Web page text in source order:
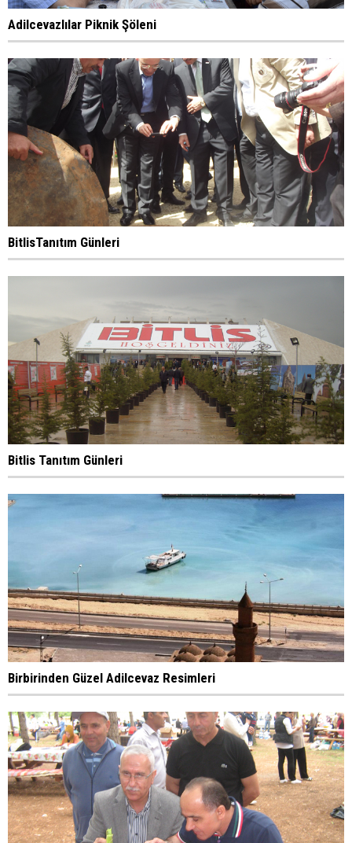
Adilcevazlılar Piknik Şöleni
BitlisTanıtım Günleri
Bitlis Tanıtım Günleri
Birbirinden Güzel Adilcevaz Resimleri